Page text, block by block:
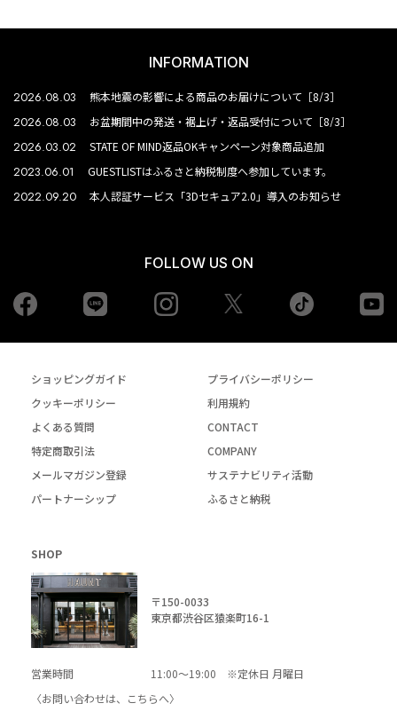
INFORMATION
2026.08.03 熊本地震の影響による商品のお届けについて［8/3］
2026.08.03 お盆期間中の発送・裾上げ・返品受付について［8/3］
2026.03.02 STATE OF MIND返品OKキャンペーン対象商品追加
2023.06.01 GUESTLISTはふるさと納税制度へ参加しています。
2022.09.20 本人認証サービス「3Dセキュア2.0」導入のお知らせ
FOLLOW US ON
Facebook Instagram tiktok
ショッピングガイド
プライバシーポリシー
クッキーポリシー
利用規約
よくある質問
CONTACT
特定商取引法
COMPANY
メールマガジン登録
サステナビリティ活動
パートナーシップ
ふるさと納税
SHOP
〒150-0033
東京都渋谷区猿楽町16-1
営業時間
11:00～19:00 ※定休日 月曜日
〈お問い合わせは、
こちらへ〉